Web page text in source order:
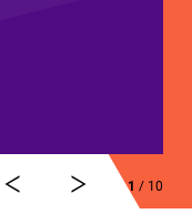
士嘅足跡同情
姿，充分體現各
過鳩摩羅什東來
龜茲千年嘅文化1 / 10